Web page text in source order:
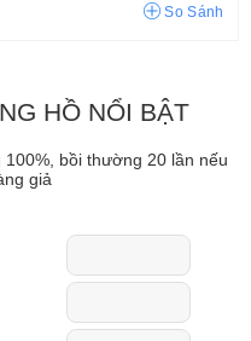
So Sánh
HỒ NỔI BẬT
bồi thường 20 lần nếu
giả